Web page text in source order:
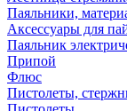
Паяльники,
Аксессуары для
Паяльник
Припой
Флюс
Пистолеты,